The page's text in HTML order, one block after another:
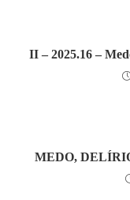
II – 2025.16 –
MEDO,